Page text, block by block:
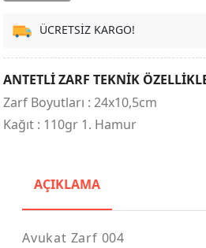
ÜCRETSİZ KARGO!
ANTETLİ ZARF TEKNİK
Zarf Boyutları : 24x10,5cm
Kağıt : 110gr 1. Hamur
AÇIKLAMA
Avukat Zarf 004